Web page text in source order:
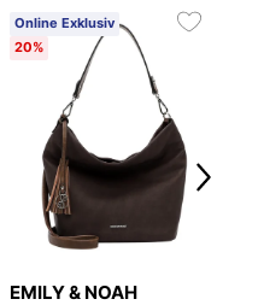
Online Exklusiv
20%
EMILY & NOAH